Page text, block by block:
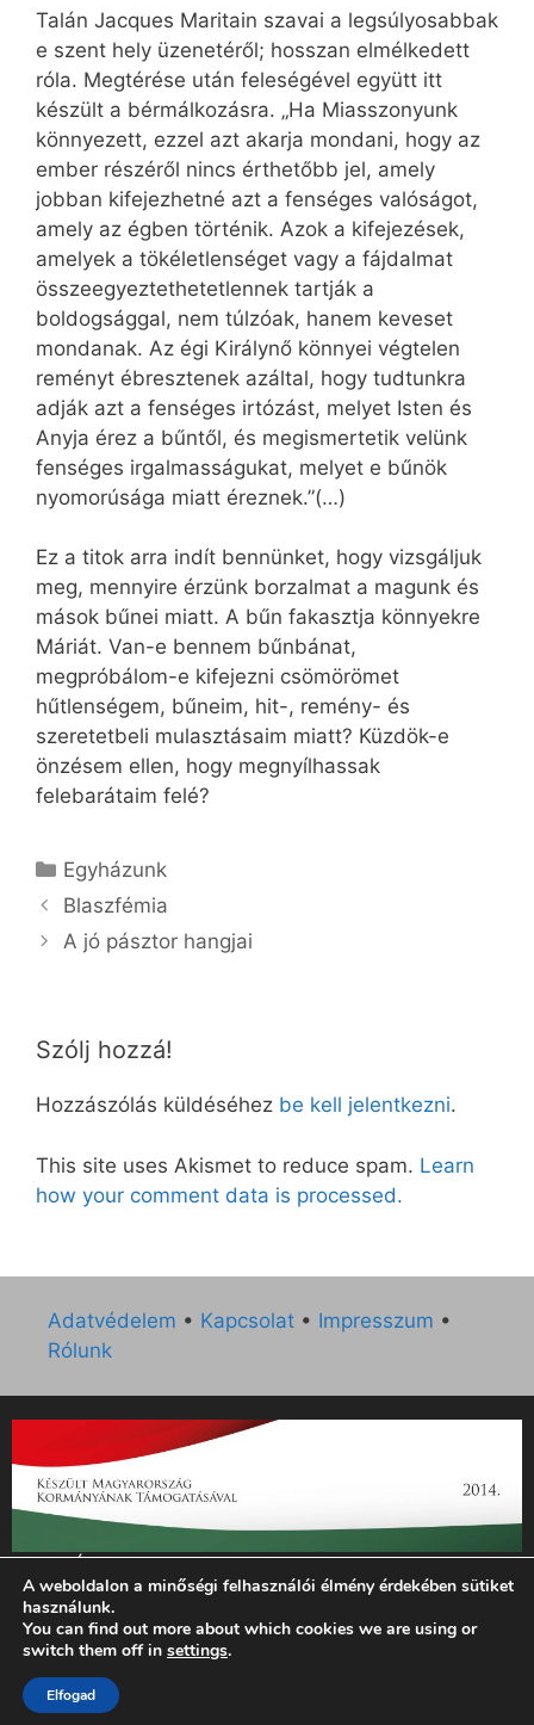
Talán Jacques Maritain szavai a legsúlyosabbak
e szent hely üzenetéről; hosszan elmélkedett
róla. Megtérése után feleségével együtt itt
készült a bérmálkozásra. „Ha Miasszonyunk
könnyezett, ezzel azt akarja mondani, hogy az
ember részéről nincs érthetőbb jel, amely
jobban kifejezhetné azt a fenséges valóságot,
amely az égben történik. Azok a kifejezések,
amelyek a tökéletlenséget vagy a fájdalmat
összeegyeztethetetlennek tartják a
boldogsággal, nem túlzóak, hanem keveset
mondanak. Az égi Királynő könnyei végtelen
reményt ébresztenek azáltal, hogy tudtunkra
adják azt a fenséges irtózást, melyet Isten és
Anyja érez a bűntől, és megismertetik velünk
fenséges irgalmasságukat, melyet e bűnök
nyomorúsága miatt éreznek.”(…)
Ez a titok arra indít bennünket, hogy vizsgáljuk
meg, mennyire érzünk borzalmat a magunk és
mások bűnei miatt. A bűn fakasztja könnyekre
Máriát. Van-e bennem bűnbánat,
megpróbálom-e kifejezni csömörömet
hűtlenségem, bűneim, hit-, remény- és
szeretetbeli mulasztásaim miatt? Küzdök-e
önzésem ellen, hogy megnyílhassak
felebarátaim felé?
Kategória
Egyházunk
Blaszfémia
A jó pásztor hangjai
Szólj hozzá!
Hozzászólás küldéséhez be kell jelentkezni.
This site uses Akismet to reduce spam. Learn
how your comment data is processed.
Adatvédelem • Kapcsolat • Impresszum •
Rólunk
„Az Új Ember katolikus hetilap 2014. évi működésének
támogatását az EGYH-KCP-14-P-0121 sz. támogatási
szerződés keretében 3 000 000 Ft összegben támogatta az
Emberi Erőforrások Minisztériuma.”
© 2026 Magyar Kurír - Új Ember
A weboldalon a minőségi felhasználói élmény érdekében sütiket
használunk.
You can find out more about which cookies we are using or
switch them off in settings.
Elfogad